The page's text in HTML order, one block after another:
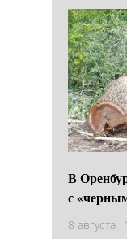
В
с
8 августа